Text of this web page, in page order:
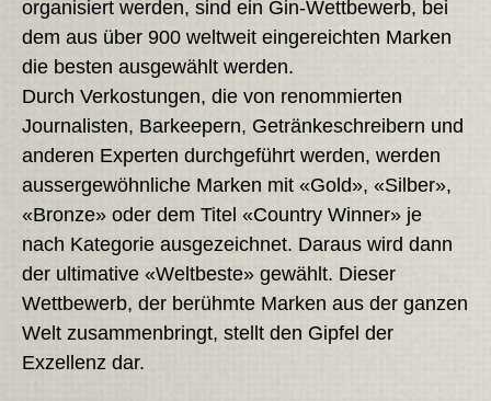
organisiert werden, sind ein Gin-Wettbewerb, bei
dem aus über 900 weltweit eingereichten Marken
die besten ausgewählt werden.
Durch Verkostungen, die von renommierten
Journalisten, Barkeepern, Getränkeschreibern und
anderen Experten durchgeführt werden, werden
aussergewöhnliche Marken mit «Gold», «Silber»,
«Bronze» oder dem Titel «Country Winner» je
nach Kategorie ausgezeichnet. Daraus wird dann
der ultimative «Weltbeste» gewählt. Dieser
Wettbewerb, der berühmte Marken aus der ganzen
Welt zusammenbringt, stellt den Gipfel der
Exzellenz dar.